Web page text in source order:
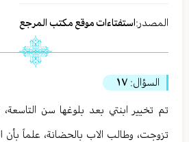
المصدر:استفتاءات موقع مكتب المرجع
السؤال: ١٧
تم تخيير ابنتي بعد بلوغها سن التاسعة،
تزوجت، وطالب الاب بالحضانة، علماً